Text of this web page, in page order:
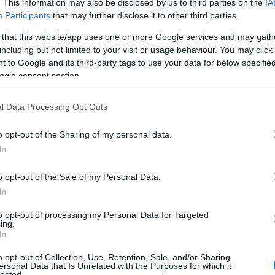
This information may also be disclosed by us to third parties on the
Participants that may further disclose it to other third parties.
that this website/app uses one or more Google services and may
but not limited to your visit or usage behaviour. You may
to Google and its third-party tags to use your data for below
consent section.
Data Processing Opt Outs
opt-out of the Sharing of my personal data.
opt-out of the Sale of my Personal Data.
opt-out of processing my Personal Data for Targeted
opt-out of Collection, Use, Retention, Sale, and/or Sharing
Data that Is Unrelated with the Purposes for which it
ta sammenlagtseieren i Touren.
under Tour de Ski. Det gjorde 23-
ble nummer to, bare slått av Jessie Diggins. I
forhåndsfavoritt til å vinne åpningsetappen.
stjernesprinterne Richard Jouve
Høsflot Klæbo i sprinten i Lenzerheide. De
Helt til finalen i hvert fall.
Der var det
dårligere ski, ville han fortsatt være lei å slå
i Val di Fiemme. Med seieren på den nest
til Bjørn Dæhlie for antall individuelle
dramatiske fellesstarten sto Klæbo med 46